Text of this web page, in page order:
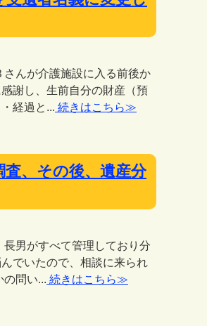
んが介護施設に入る前後か
謝し、生前自分の財産（預
経過と... 続きはこちら≫
、その後、遺産分
男がすべて管理しており分
でいたので、相談に来られ
問い... 続きはこちら≫